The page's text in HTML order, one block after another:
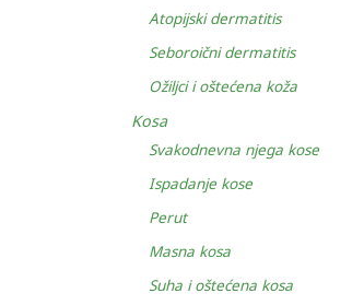
Atopijski dermatitis
Seboroični dermatitis
Ožiljci i oštećena koža
Kosa
Svakodnevna njega kose
Ispadanje kose
Perut
Masna kosa
Suha i oštećena kosa